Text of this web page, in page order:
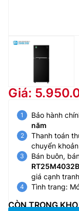
Giá:
Bảo hành
năm
Thanh toán
chuyển khoản
Bán buôn,
giá cạnh tranh
Tình trang:
CÒN TRONG KHO